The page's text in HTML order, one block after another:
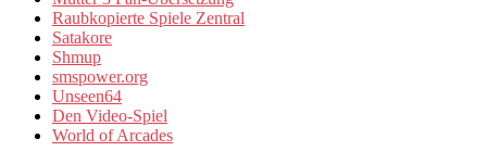
Raubkopierte Spiele Zentral
Satakore
Shmup
smspower.org
Unseen64
Den Video-Spiel
World of Arcades